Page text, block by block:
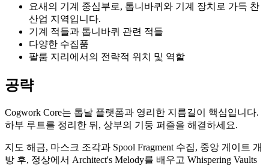
요새의 기계 중심부로, 톱니바퀴와 기계 장치로 가득 찬
산업 지역입니다.
기계 적들과 톱니바퀴 관련 적들
다양한 수집품
팔룸 지리에서의 전략적 위치 및 역할
공략
Cogwork Core는 톱날 플랫폼과 영리한 지름길이 핵심입니다.
하부 루트를 정리한 뒤, 상부의 기둥 퍼즐을 해결하세요.
지도 해금, 마스크 조각과 Spool Fragment 수집, 중앙 게이트 개
방 후, 정상에서 Architect's Melody를 배우고 Whispering Vaults